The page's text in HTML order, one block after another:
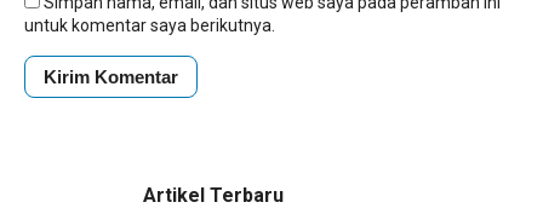
untuk komentar saya berikutnya.
Artikel Terbaru